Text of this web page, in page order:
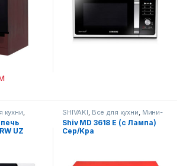
кухни
UZ
SHIVAKI Все для кухни Мини-
печи
Shiv MD 3618 E (с Лампа)
Сер/Kра